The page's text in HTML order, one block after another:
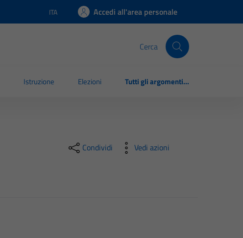
Lingua attiva:
ITA Accedi all'area personale
Cerca
Istruzione Elezioni Tutti gli argomenti...
Condividi Vedi azioni